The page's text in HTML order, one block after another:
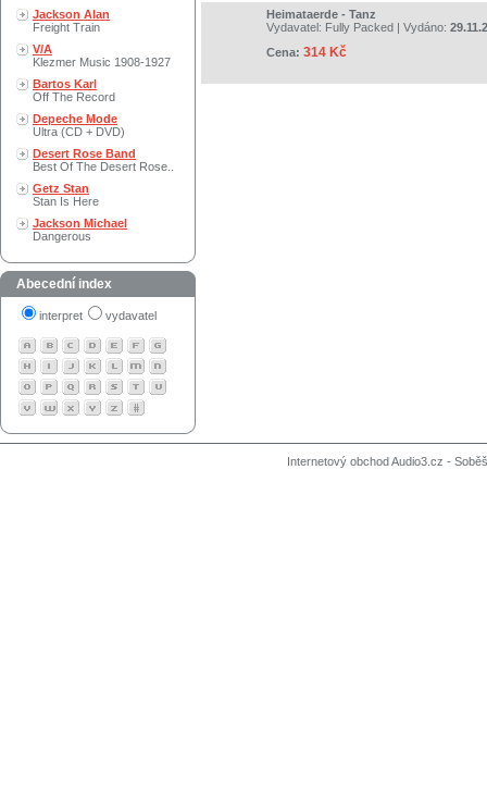
Jackson Alan
Freight Train
V/A
Klezmer Music 1908-1927
Bartos Karl
Off The Record
Depeche Mode
Ultra (CD + DVD)
Desert Rose Band
Best Of The Desert Rose..
Getz Stan
Stan Is Here
Jackson Michael
Dangerous
Abecední index
interpret vydavatel
Heimataerde - Tanz
Vydavatel: Fully Packed | Vydáno:
Cena: 314 Kč
Internetový obchod Audio3.cz -